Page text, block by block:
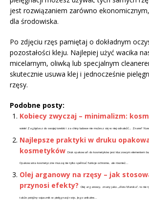
jest rozwiązaniem zarówno
dla środowiska.
Po zdjęciu rzęs pamiętaj o dokładnym
pozostałości kleju. Najlepiej użyć wacika
micelarnym, oliwką lub specjalnym
skutecznie usuwa klej i jednocześnie
rzęsy.
Podobne posty:
Kobiecy zwyczaj – minimalizm:
wiele! Zaglądasz do swojej torebki i za chiny ludowe nie możesz się w niej odnaleźć… Znane?
Najlepsze praktyki w druku
kosmetyków Druk opakowań do kosmetyków jest kluczowym elementem
Opakowania kosmetyczne muszą nie tylko spełniać funkcje ochronne, ale również...
Olej arganowy na rzęsy – jak
przynosi efekty?
Olej arganowy, znany jako „złoto Maroka”, to nie
także potężny sojusznik w pielęgnacji rzęs. Jego unikalne...